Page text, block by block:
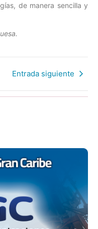
de manera sencilla y
Entrada siguiente